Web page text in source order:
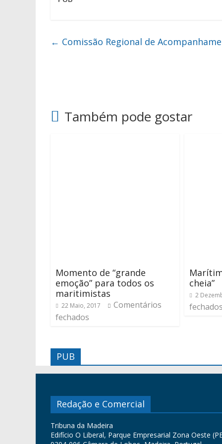
← Comissão Regional de
Também pode gostar
Momento de “grande
emoção” para todos os
maritimistas
22 Maio, 2017
Comentários
fechados
cheia”
2
PUB
Redação e Comercial
Tribuna da Madeira
Edifício O Liberal, Parque Empresarial Zona Oeste